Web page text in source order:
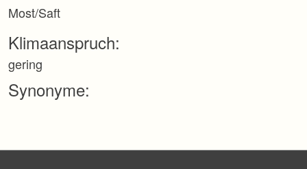
n
Most/Saft
Klimaanspruch:
gering
Synonyme: